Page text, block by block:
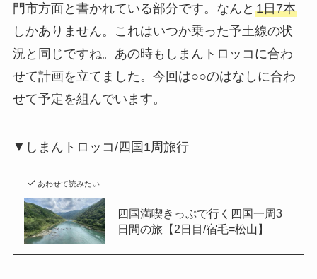
門市方面と書かれている部分です。なんと 1日7本
しかありません。これはいつか乗った予土線の状
況と同じですね。あの時もしまんトロッコに合わ
せて計画を立てました。今回は○○のはなしに合わ
せて予定を組んでいます。
▼しまんトロッコ/四国1周旅行
あわせて読みたい
四国満喫きっぷで行く四国一周3
日間の旅【2日目/宿毛=松山】